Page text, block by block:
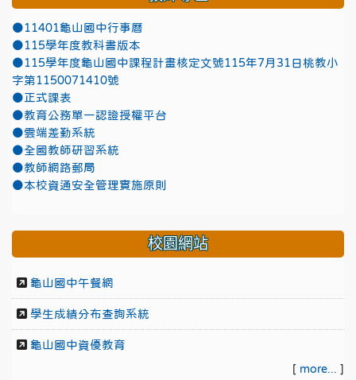
●11401龜山國中行事曆
●115學年度教科書版本
●115學年度龜山國中課程計畫核定文號115年7月31日桃教小
字第1150071410號
●正式課表
●教育公務單一認證授權平台
●雲端差勤系統
●全國教師研習系統
●教師網路郵局
●本校資通安全管理實施原則
校園網站
龜山國中午餐網
學生成績分布查詢系統
龜山國中資優教育
[ more... ]